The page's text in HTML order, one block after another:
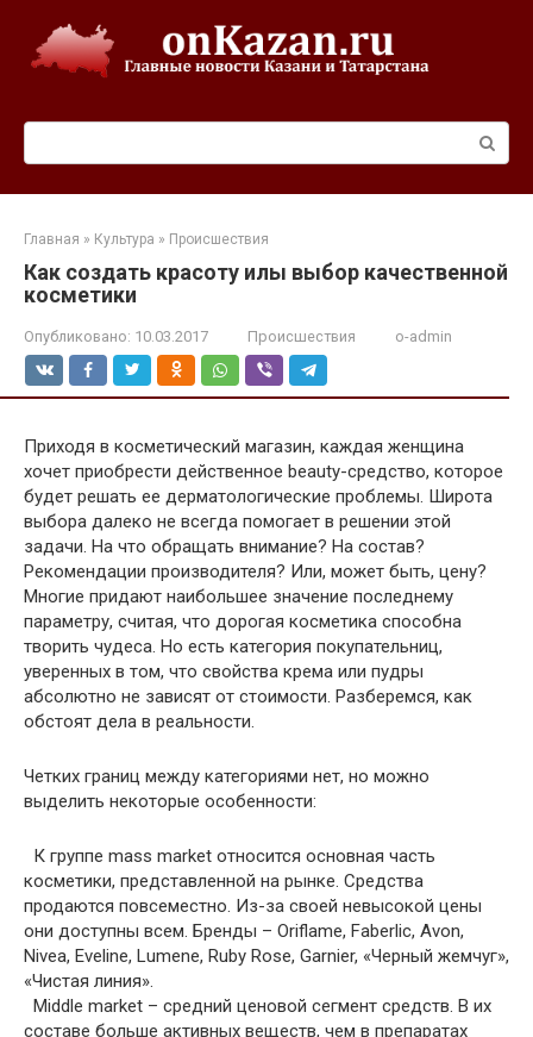
контенту
Главная » Культура » Происшествия
Как создать красоту илы выбор качественной
косметики
Опубликовано: 10.03.2017 Происшествия o-admin
Приходя в косметический магазин, каждая женщина
хочет приобрести действенное beauty-средство, которое
будет решать ее дерматологические проблемы. Широта
выбора далеко не всегда помогает в решении этой
задачи. На что обращать внимание? На состав?
Рекомендации производителя? Или, может быть, цену?
Многие придают наибольшее значение последнему
параметру, считая, что дорогая косметика способна
творить чудеса. Но есть категория покупательниц,
уверенных в том, что свойства крема или пудры
абсолютно не зависят от стоимости. Разберемся, как
обстоят дела в реальности.
Четких границ между категориями нет, но можно
выделить некоторые особенности:
К группе mass market относится основная часть
косметики, представленной на рынке. Средства
продаются повсеместно. Из-за своей невысокой цены
они доступны всем. Бренды – Oriflame, Faberlic, Avon,
Nivea, Eveline, Lumene, Ruby Rose, Garnier, «Черный жемчуг»,
«Чистая линия».
Middle market – средний ценовой сегмент средств. В их
составе больше активных веществ, чем в препаратах